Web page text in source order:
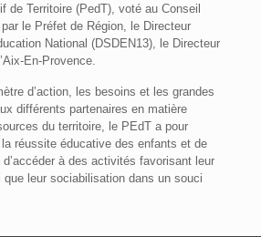
de Territoire (PedT), voté au Conseil
le Préfet de Région, le Directeur
National (DSDEN13), le Directeur
En-Provence.
d’action, les besoins et les grandes
différents partenaires en matière
du territoire, le PEdT a pour
réussite éducative des enfants et de
d’accéder à des activités favorisant leur
leur sociabilisation dans un souci